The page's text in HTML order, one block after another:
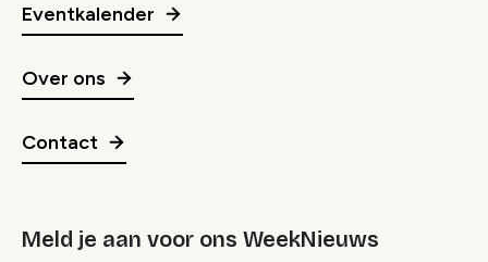
Eventkalender
Over ons
Contact
Meld je aan voor ons WeekNieuws